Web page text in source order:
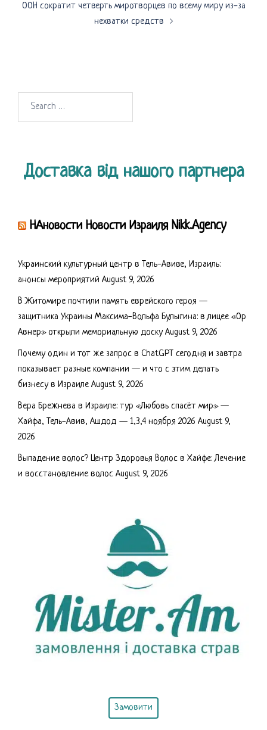
ООН сократит четверть миротворцев по всему миру из-за
нехватки средств
Доставка від нашого партнера
НАновости Новости Израиля Nikk.Agency
Украинский культурный центр в Тель-Авиве, Израиль:
анонсы мероприятий August 9, 2026
В Житомире почтили память еврейского героя —
защитника Украины Максима-Вольфа Булыгина: в лицее «Ор
Авнер» открыли мемориальную доску August 9, 2026
Почему один и тот же запрос в ChatGPT сегодня и завтра
показывает разные компании — и что с этим делать
бизнесу в Израиле August 9, 2026
Вера Брежнева в Израиле: тур «Любовь спасёт мир» —
Хайфа, Тель-Авив, Ашдод — 1,3,4 ноября 2026 August 9,
2026
Выпадение волос? Центр Здоровья Волос в Хайфе: Лечение
и восстановление волос August 9, 2026
Замовити